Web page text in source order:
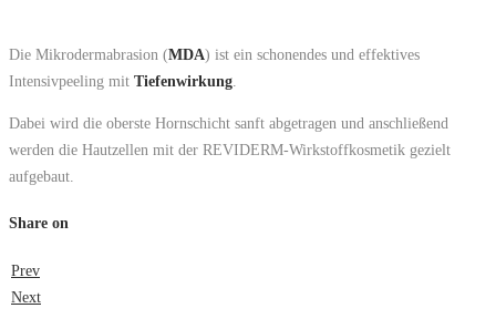
Die Mikrodermabrasion (MDA) ist ein schonendes und effektives
Intensivpeeling mit Tiefenwirkung
Dabei wird die oberste Hornschicht sanft abgetragen und anschließend
werden die Hautzellen mit der REVIDERM-Wirkstoffkosmetik gezielt
aufgebaut.
Share on
Prev
Next